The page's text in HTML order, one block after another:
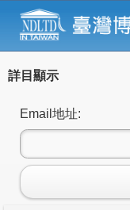
詳目顯示
Email地址: